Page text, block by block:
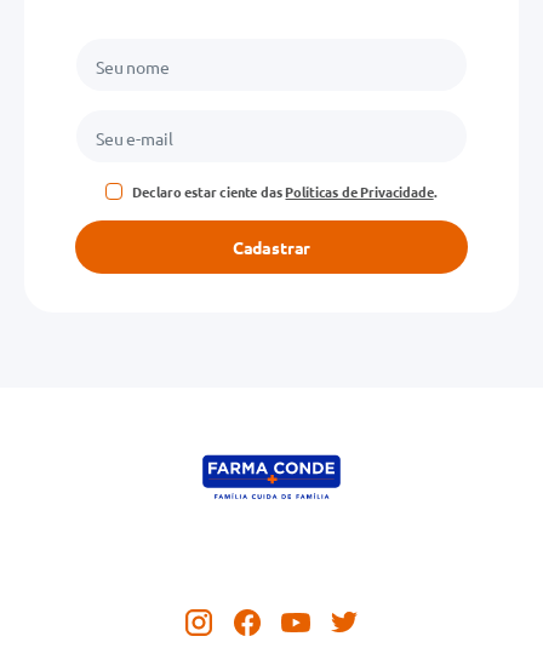
Declaro estar ciente dasPolíticas de Privacidade.
Cadastrar